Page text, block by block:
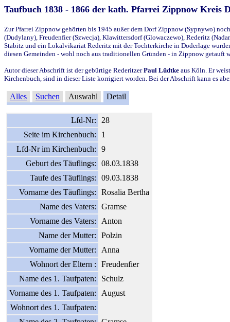
Taufbuch 1838 - 1866 der kath. Pfarrei Zippnow Kreis
Zur Pfarrei Zippnow gehörten bis 1945 außer dem Dorf Zippnow (Sypnywo)
(Dudylany), Freudenfier (Szwecja), Klawittersdorf (Glowaczewo), Rederitz
Stabitz und ein Lokalvikariat Rederitz mit der Tochterkirche in Doderlage
diesen Gemeinden - wohl noch aus traditionellen Gründen - in Zippnow getauft
Autor dieser Abschrift ist der gebürtige RederitzerPaul Lüdtke aus Köln. Er
Kirchenbuch, sind in dieser Liste korrigiert worden. Bei der Abschrift kann es
Alles Suchen Auswahl Detail
Lfd-Nr:
28
Seite im Kirchenbuch:
1
Lfd-Nr im Kirchenbuch:
9
Geburt des Täuflings:
08.03.1838
Taufe des Täuflings:
09.03.1838
Vorname des Täuflings:
Rosalia Bertha
Name des Vaters:
Gramse
Vorname des Vaters:
Anton
Name der Mutter:
Polzin
Vorname der Mutter:
Anna
Wohnort der Eltern :
Freudenfier
Name des 1. Taufpaten:
Schulz
Vorname des 1. Taufpaten:
August
Wohnort des 1. Taufpaten: